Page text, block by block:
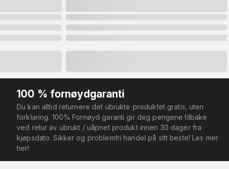
100 % fornøydgaranti
Du kan alltid returnere det ubrukte produktet gratis, uten
forklaring. 100% Fornøyd garanti gir deg pengene tilbake
ved retur av ubrukt / uåpnet produkt innen 30 dager fra
kjøpsdato. Sikker og problemfri handel på sitt beste! Les mer
her!